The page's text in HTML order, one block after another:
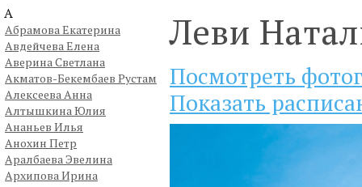
А
Абрамова Екатерина
Авдейчева Елена
Аверина Светлана
Акматов-Бекембаев Рустам
Алексеева Анна
Алтышкина Юлия
Ананьев Илья
Анохин Петр
Аралбаева Эвелина
Архипова Ирина
Леви
Посмотреть
Показать